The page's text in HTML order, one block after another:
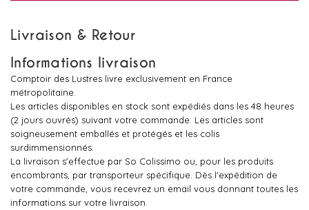
Livraison & Retour
Informations livraison
Comptoir des Lustres livre exclusivement en France
métropolitaine.
Les articles disponibles en stock sont expédiés dans les 48 heures
(2 jours ouvrés) suivant votre commande. Les articles sont
soigneusement emballés et protégés et les colis
surdimmensionnés.
La livraison s'effectue par So Colissimo ou, pour les produits
encombrants, par transporteur spécifique. Dès l'expédition de
votre commande, vous recevrez un email vous donnant toutes les
informations sur votre livraison.